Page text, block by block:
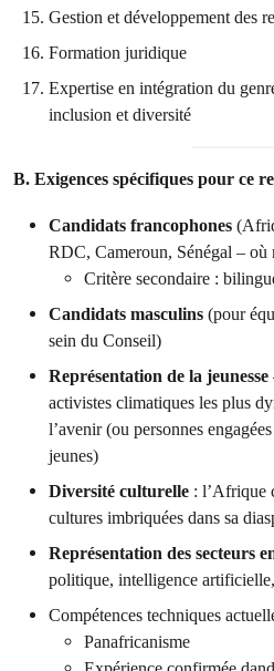
Gestion et développement des
Formation juridique
Expertise en intégration du
inclusion et diversité
B. Exigences spécifiques pour ce
Candidats francophones
RDC, Cameroun, Sénégal – où
Critère secondaire :
Candidats masculins (pour
sein du Conseil)
Représentation de la jeunesse
activistes climatiques les plus
l’avenir (ou personnes
jeunes)
Diversité culturelle : l’Afrique
cultures imbriquées dans sa
Représentation des secteurs
politique, intelligence
Compétences techniques
Panafricanisme